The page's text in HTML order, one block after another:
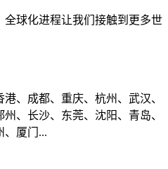
球化进程让我们接触到更多世
、成都、重庆、杭州、武汉、
、长沙、东莞、沈阳、青岛、
、厦门...